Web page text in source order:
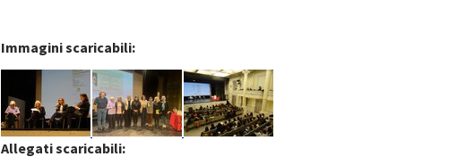
Immagini scaricabili:
Allegati scaricabili: